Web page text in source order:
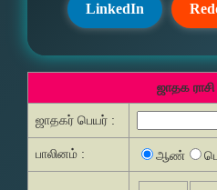
LinkedIn
ஜாதக
ஜாதகர் பெயர் :
பாலினம் : ஆண்